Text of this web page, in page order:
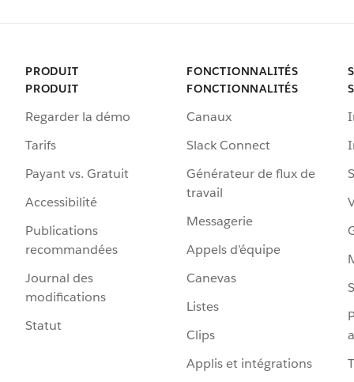
PRODUIT
PRODUIT
Regarder la démo
Tarifs
Payant vs. Gratuit
Accessibilité
Publications
recommandées
Journal des
modifications
Statut
FONCTIONNALITÉS
FONCTIONNALITÉS
Canaux
Slack Connect
Générateur de flux de
travail
Messagerie
Appels d’équipe
Canevas
Listes
Clips
Applis et intégrations